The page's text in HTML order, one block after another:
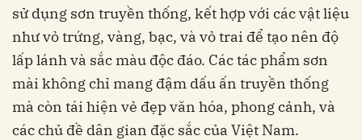
sử dụng sơn truyền thống, kết hợp với các vật liệu
như vỏ trứng, vàng, bạc, và vỏ trai để tạo nên độ
lấp lánh và sắc màu độc đáo. Các tác phẩm sơn
mài không chỉ mang đậm dấu ấn truyền thống
mà còn tái hiện vẻ đẹp văn hóa, phong cảnh, và
các chủ đề dân gian đặc sắc của Việt Nam.